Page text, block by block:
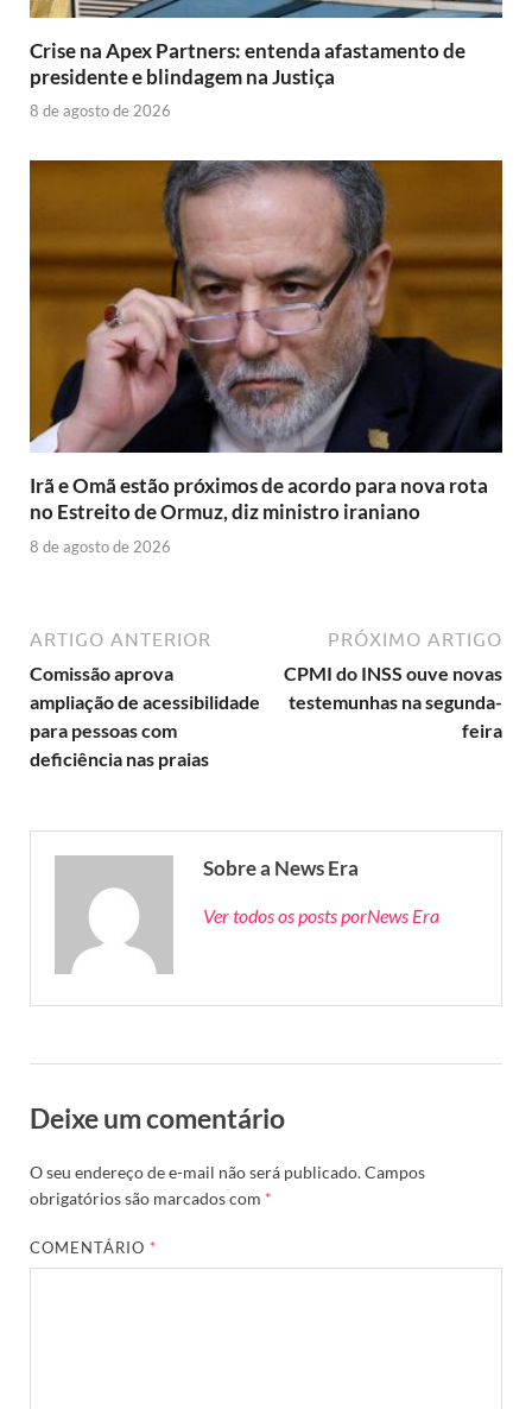
Crise na Apex Partners: entenda afastamento de
presidente e blindagem na Justiça
8 de agosto de 2026
Irã e Omã estão próximos de acordo para nova rota
no Estreito de Ormuz, diz ministro iraniano
8 de agosto de 2026
ARTIGO ANTERIOR
Comissão aprova
ampliação de acessibilidade
para pessoas com
deficiência nas praias
PRÓXIMO ARTIGO
CPMI do INSS ouve novas
testemunhas na segunda-
feira
Sobre a News Era
Ver todos os posts porNews Era
Deixe um comentário
O seu endereço de e-mail não será publicado.Campos
obrigatórios são marcados com *
COMENTÁRIO*